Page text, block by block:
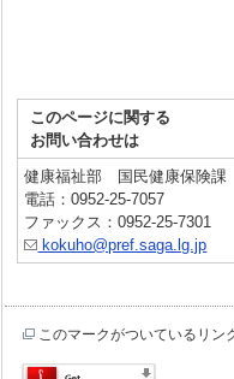
このページに関する
お問い合わせは
健康福祉部 国民健康保険課
電話：0952-25-7057
ファックス：0952-25-7301
kokuho@pref.saga.lg.jp
このマークがついているリン